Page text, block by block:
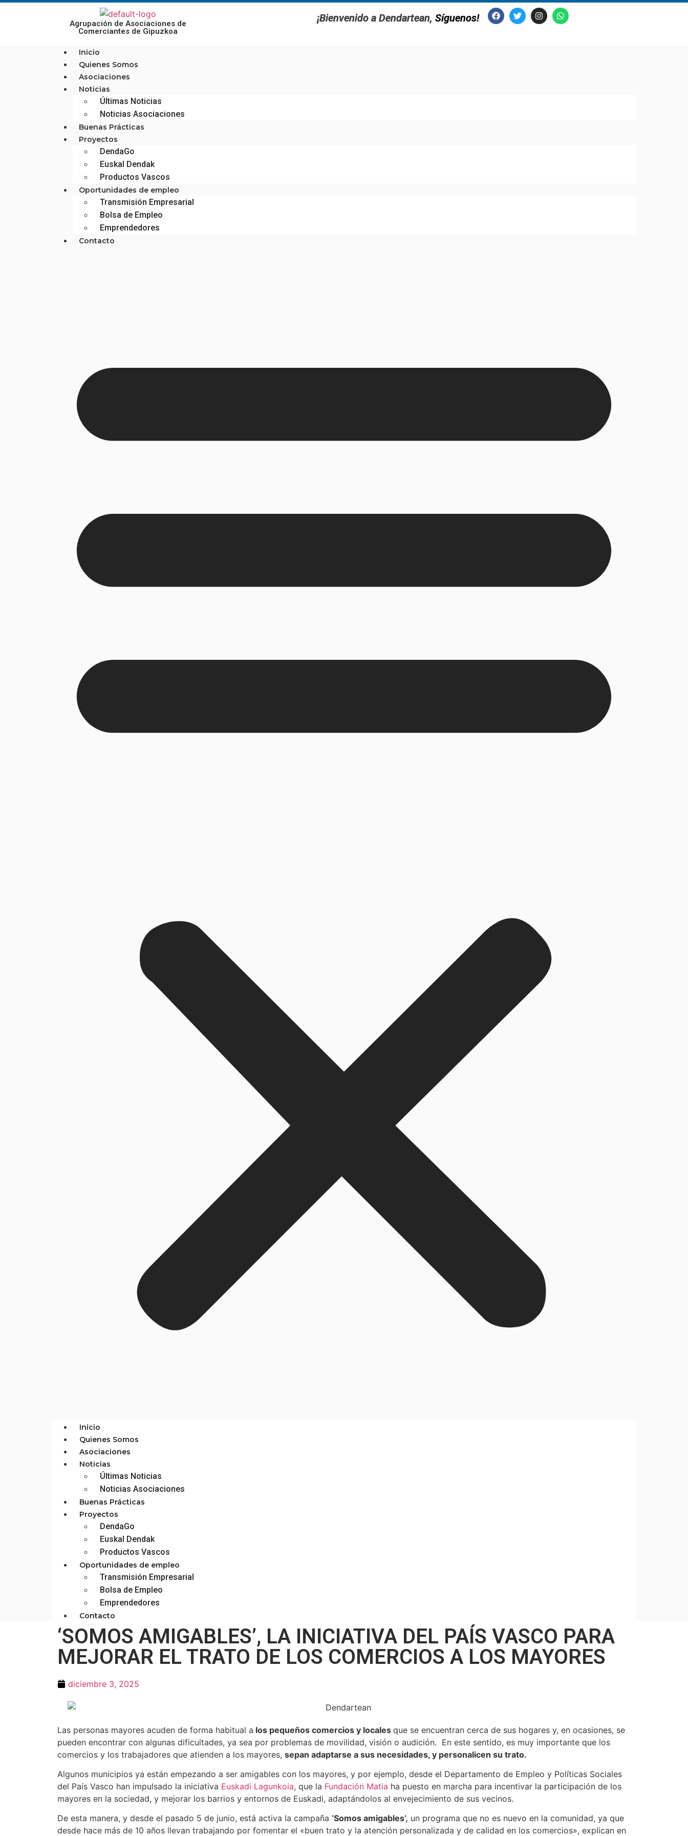
Agrupación de Asociaciones de
Comerciantes de Gipuzkoa
¡Bienvenido a Dendartean, Síguenos!
Inicio
Quienes Somos
Asociaciones
Noticias
Últimas Noticias
Noticias Asociaciones
Buenas Prácticas
Proyectos
DendaGo
Euskal Dendak
Productos Vascos
Oportunidades de empleo
Transmisión Empresarial
Bolsa de Empleo
Emprendedores
Contacto
Inicio
Quienes Somos
Asociaciones
Noticias
Últimas Noticias
Noticias Asociaciones
Buenas Prácticas
Proyectos
DendaGo
Euskal Dendak
Productos Vascos
Oportunidades de empleo
Transmisión Empresarial
Bolsa de Empleo
Emprendedores
Contacto
‘SOMOS AMIGABLES’, LA INICIATIVA DEL PAÍS VASCO PARA
MEJORAR EL TRATO DE LOS COMERCIOS A LOS MAYORES
diciembre 3, 2025
Las personas mayores acuden de forma habitual a los pequeños comercios y locales que se encuentran cerca de sus hogares y, en ocasiones, se
pueden encontrar con algunas dificultades, ya sea por problemas de movilidad, visión o audición. En este sentido, es muy importante que los
comercios y los trabajadores que atienden a los mayores, sepan adaptarse a sus necesidades, y personalicen su trato.
Algunos municipios ya están empezando a ser amigables con los mayores, y por ejemplo, desde el Departamento de Empleo y Políticas Sociales
del País Vasco han impulsado la iniciativa Euskadi Lagunkoia, que la Fundación Matia ha puesto en marcha para incentivar la participación de los
mayores en la sociedad, y mejorar los barrios y entornos de Euskadi, adaptándolos al envejecimiento de sus vecinos.
De esta manera, y desde el pasado 5 de junio, está activa la campaña ‘Somos amigables’, un programa que no es nuevo en la comunidad, ya que
desde hace más de 10 años llevan trabajando por fomentar el «buen trato y la atención personalizada y de calidad en los comercios», explican en